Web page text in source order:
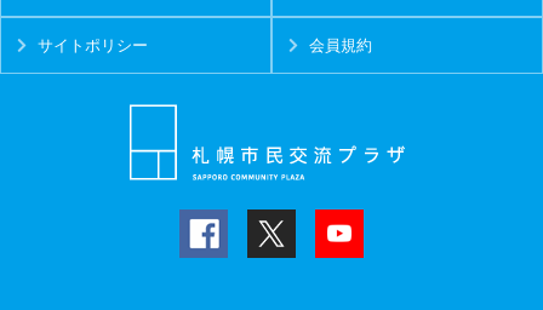
サイトポリシー 会員規約